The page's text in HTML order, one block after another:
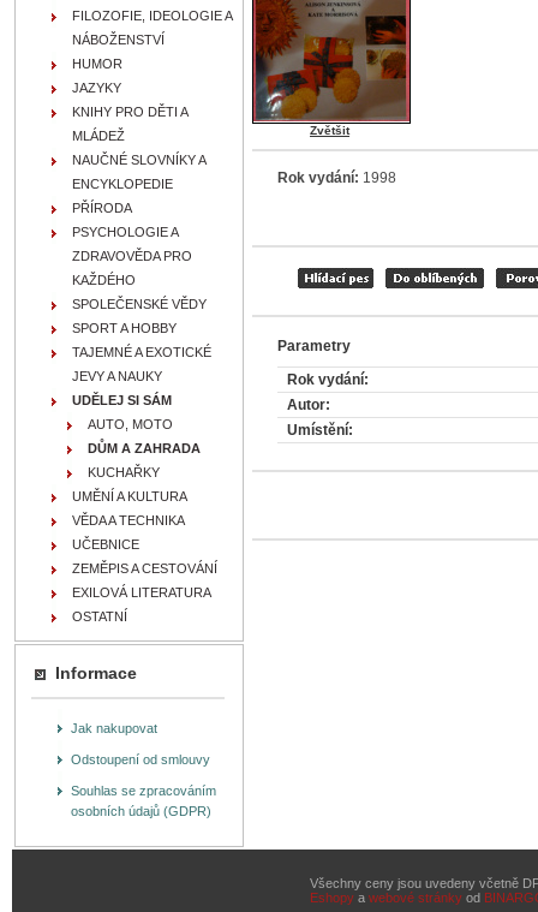
Zvětšit
Rok vydání: 1998
Parametry
Rok vydání:
Autor:
Umístění:
FILOZOFIE, IDEOLOGIE A
NÁBOŽENSTVÍ
HUMOR
JAZYKY
KNIHY PRO DĚTI A
MLÁDEŽ
NAUČNÉ SLOVNÍKY A
ENCYKLOPEDIE
PŘÍRODA
PSYCHOLOGIE A
ZDRAVOVĚDA PRO
KAŽDÉHO
SPOLEČENSKÉ VĚDY
SPORT A HOBBY
TAJEMNÉ A EXOTICKÉ
JEVY A NAUKY
UDĚLEJ SI SÁM
AUTO, MOTO
DŮM A ZAHRADA
KUCHAŘKY
UMĚNÍ A KULTURA
VĚDA A TECHNIKA
UČEBNICE
ZEMĚPIS A CESTOVÁNÍ
EXILOVÁ LITERATURA
OSTATNÍ
Informace
Jak nakupovat
Odstoupení od smlouvy
Souhlas se zpracováním
osobních údajů (GDPR)
Všechny ceny jsou uvedeny včetně
Eshopya webové stránkyod